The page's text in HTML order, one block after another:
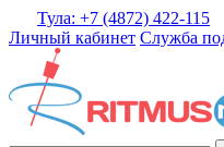
Тула: +7 (4872) 422-115
Личный кабинет Служба